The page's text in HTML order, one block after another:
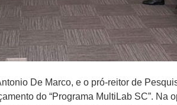
De Marco, e o pró-reitor de
do “Programa MultiLab SC”. Na